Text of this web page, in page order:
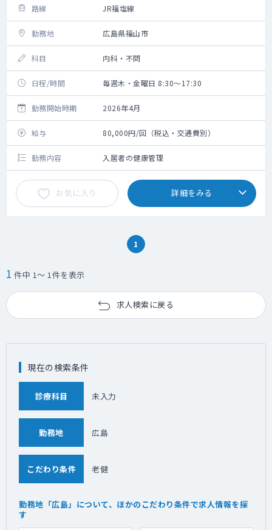
路線 JR福塩線
勤務地 広島県福山市
科目 内科・不問
日程/時間 毎週木・金曜日 8:30～17:30
勤務開始時期 2026年4月
給与 80,000円/回（税込・交通費別）
勤務内容 入居者の健康管理
お気に入り 詳細をみる
1
1 件中 1～ 1件を表示
求人検索に戻る
現在の検索条件
診療科目 未入力
勤務地 広島
こだわり条件 老健
勤務地「広島」について、ほかのこだわり条件で求人情報を探
す